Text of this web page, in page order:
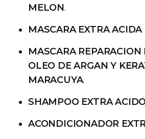
MELON.
MASCARA EXTRA
MASCARA
OLEO DE ARGAN Y
MARACUYA.
SHAMPOO EXTRA
ACONDICIONADOR